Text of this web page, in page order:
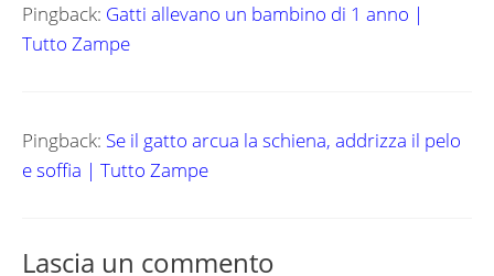
Pingback: Gatti allevano un bambino di 1 anno |
Tutto Zampe
Pingback: Se il gatto arcua la schiena, addrizza il pelo
e soffia | Tutto Zampe
Lascia un commento